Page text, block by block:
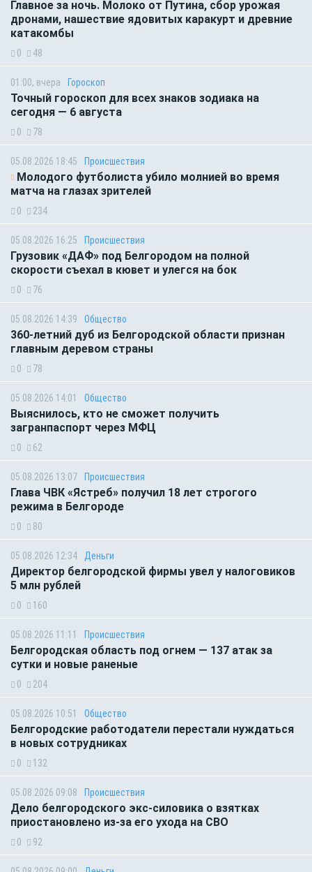
Главное за ночь. Молоко от Путина, сбор урожая
дронами, нашествие ядовитых каракурт и древние
катакомбы
0 48
01:00, вчера Гороскоп
Точный гороскоп для всех знаков зодиака на
сегодня — 6 августа
0 78
05.08.2026 18:45 Происшествия
Молодого футболиста убило молнией во время
матча на глазах зрителей
0 234
05.08.2026 16:25 Происшествия
Грузовик «ДАФ» под Белгородом на полной
скорости съехал в кювет и улегся на бок
0 76
05.08.2026 14:39 Общество
360-летний дуб из Белгородской области признан
главным деревом страны
0 78
05.08.2026 14:01 Общество
Выяснилось, кто не сможет получить
загранпаспорт через МФЦ
0 62
05.08.2026 13:07 Происшествия
Глава ЧВК «Ястреб» получил 18 лет строгого
режима в Белгороде
0 80
05.08.2026 12:34 Деньги
Директор белгородской фирмы увел у налоговиков
5 млн рублей
0 160
05.08.2026 11:11 Происшествия
Белгородская область под огнем — 137 атак за
сутки и новые раненые
0 204
05.08.2026 10:51 Общество
Белгородские работодатели перестали нуждаться
в новых сотрудниках
0 132
05.08.2026 09:08 Происшествия
Дело белгородского экс-силовика о взятках
приостановлено из-за его ухода на СВО
0 92